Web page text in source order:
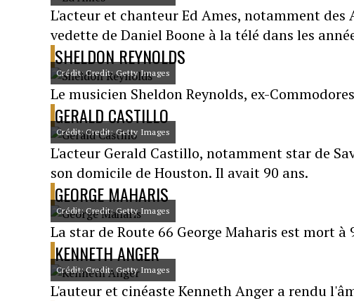
L'acteur et chanteur Ed Ames, notamment
vedette de Daniel Boone à la télé dans les
SHELDON REYNOLDS
Crédit: Credit: Getty Images
Le musicien Sheldon Reynolds, ex-
GERALD CASTILLO
Crédit: Credit: Getty Images
L'acteur Gerald Castillo, notamment star de
son domicile de Houston. Il avait 90 ans.
GEORGE MAHARIS
Crédit: Credit: Getty Images
La star de Route 66 George Maharis est mort à
KENNETH ANGER
Crédit: Credit: Getty Images
L'auteur et cinéaste Kenneth Anger a rendu